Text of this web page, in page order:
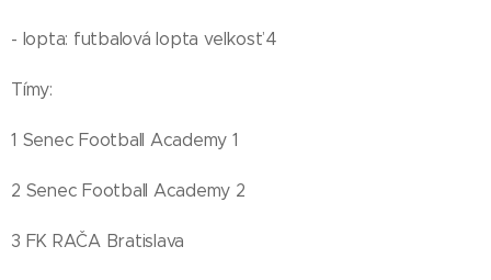
- lopta: futbalová lopta veľkosť 4
Tímy:
1 Senec Football Academy 1
2 Senec Football Academy 2
3 FK RAČA Bratislava